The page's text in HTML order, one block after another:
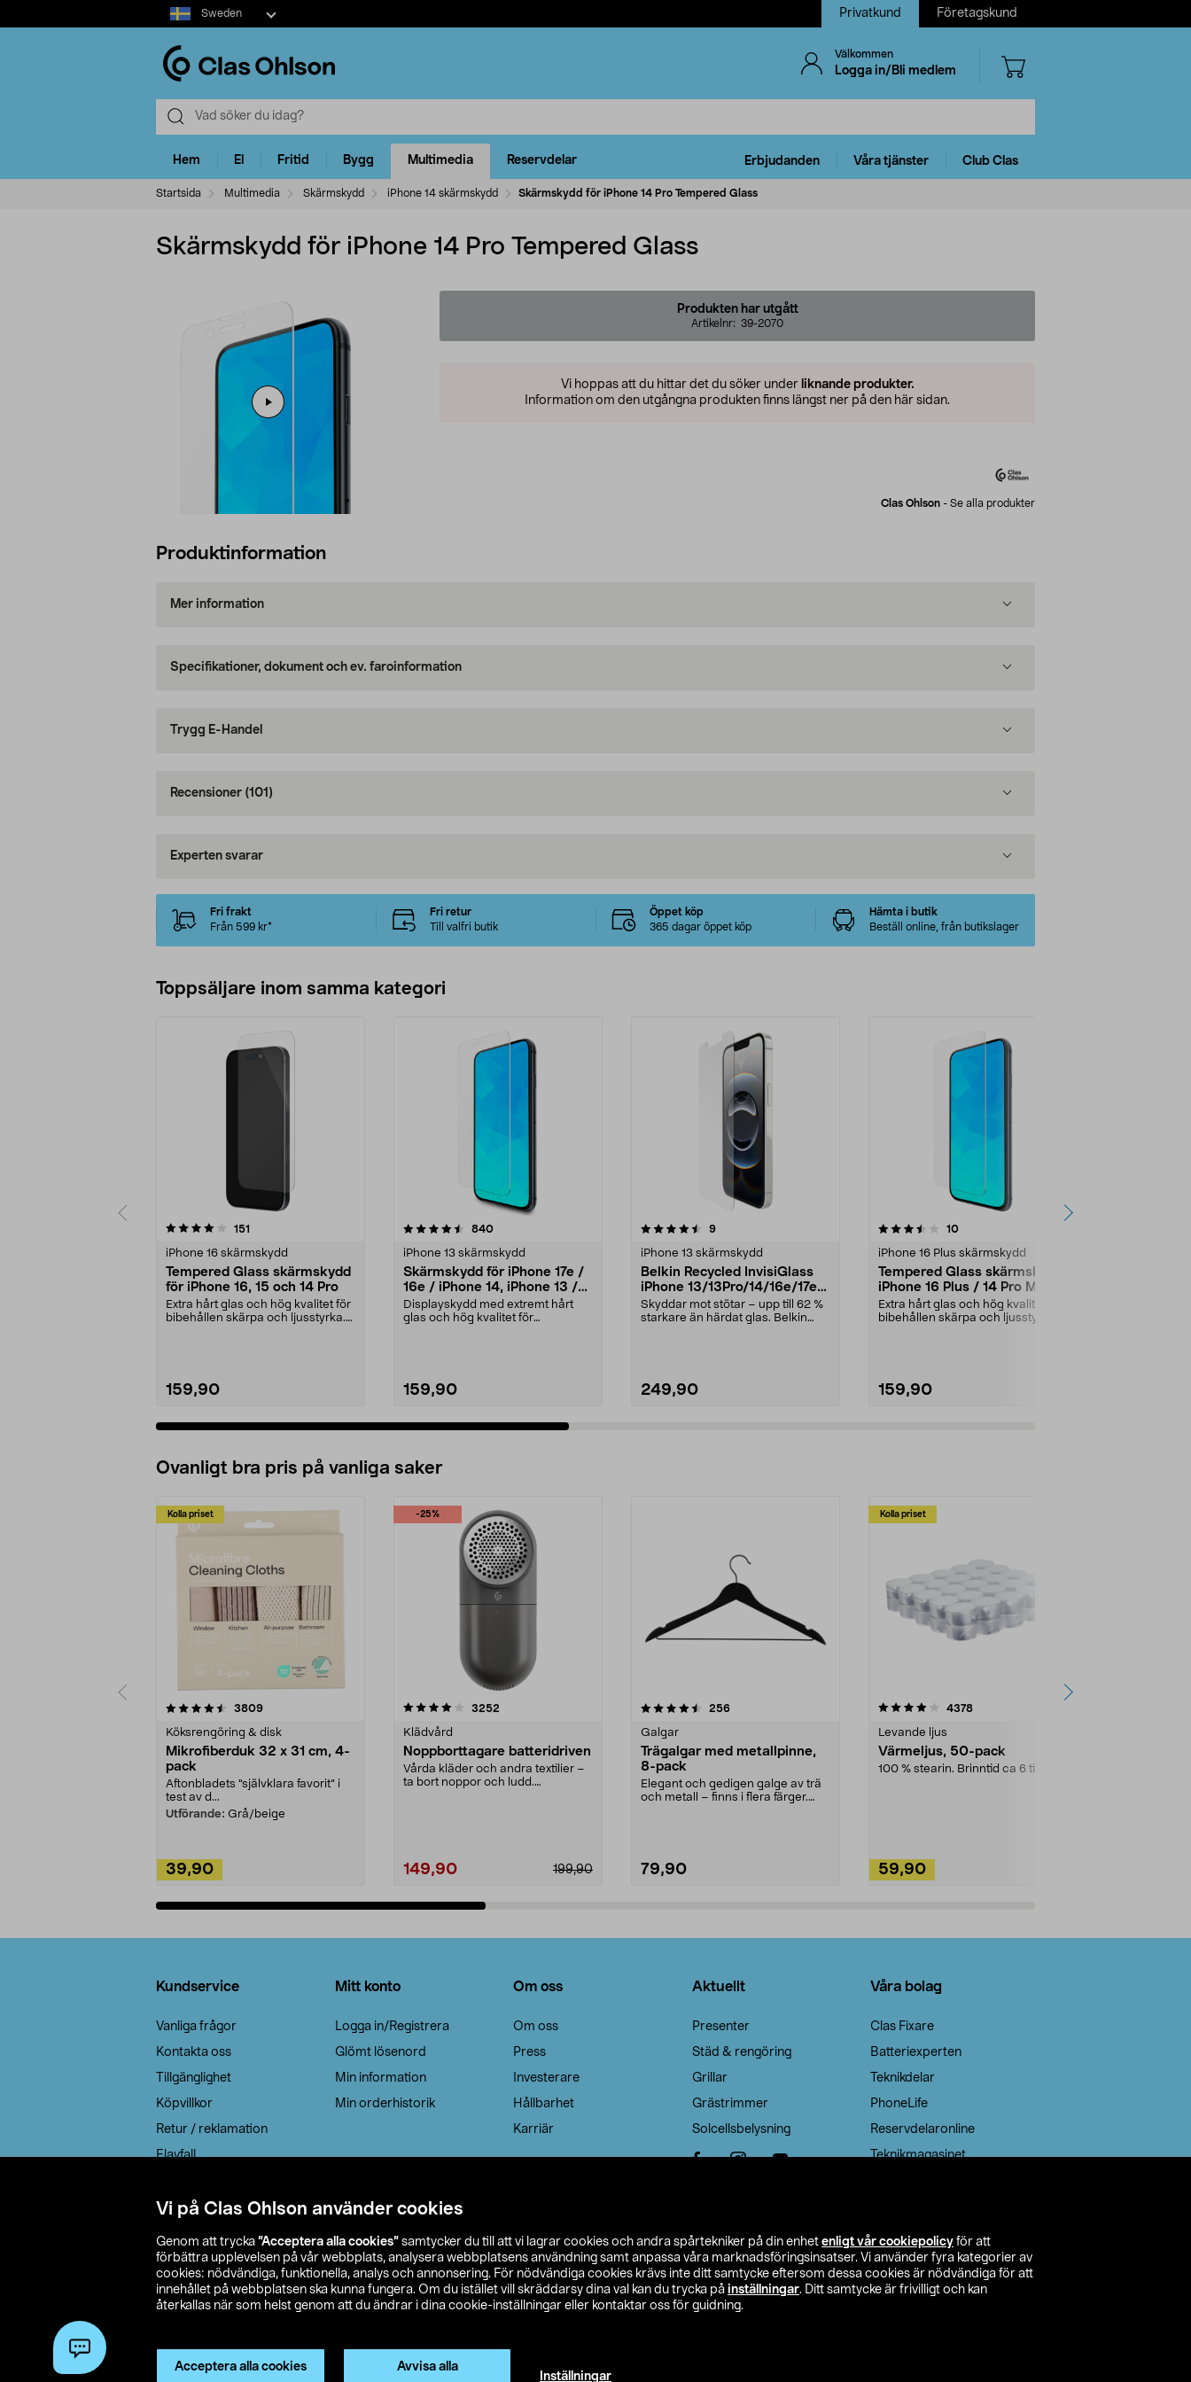
Vi på Clas Ohlson använder cookies
Genom att trycka ”Acceptera alla cookies” samtycker du till att vi lagrar cookies och andra spårtekniker på din enhet enligt vår cookiepolicy för att
förbättra upplevelsen på vår webbplats, analysera webbplatsens användning samt anpassa våra marknadsföringsinsatser. Vi använder fyra kategorier av
cookies: nödvändiga, funktionella, analys och annonsering. För nödvändiga cookies krävs inte ditt samtycke eftersom dessa cookies är nödvändiga för att
innehållet på webbplatsen ska kunna fungera. Om du istället vill skräddarsy dina val kan du trycka på inställningar. Ditt samtycke är frivilligt och kan
återkallas när som helst genom att du ändrar i dina cookie-inställningar eller kontaktar oss för guidning.
Acceptera alla cookies Avvisa alla
Inställningar
Select
market
Sweden Privatkund Företagskund
Välkommen
Logga in/Bli medlem
Hem El Fritid Bygg Multimedia Reservdelar Erbjudanden Våra tjänster Club Clas
Startsida Multimedia Skärmskydd iPhone 14 skärmskydd Skärmskydd för iPhone 14 Pro Tempered Glass
Skärmskydd för iPhone 14 Pro Tempered Glass
Produkten har utgått
Artikelnr: 39-2070
Vi hoppas att du hittar det du söker under liknande produkter.
Information om den utgångna produkten finns längst ner på den här sidan.
Clas Ohlson - Se alla produkter
Produktinformation
Mer information
Specifikationer, dokument och ev. faroinformation
Trygg E-Handel
Recensioner (101)
Experten svarar
Fri frakt
Från 599 kr*
Fri retur
Till valfri butik
Öppet köp
365 dagar öppet köp
Hämta i butik
Beställ online, från butikslager
Toppsäljare inom samma kategori
151
iPhone 16 skärmskydd
Tempered Glass skärmskydd
för iPhone 16, 15 och 14 Pro
Extra hårt glas och hög kvalitet för
bibehållen skärpa och ljusstyrka.
159,90
4.5 av 5 stjärnor 840recensioner
iPhone 13 skärmskydd
Skärmskydd för iPhone 17e /
16e / iPhone 14, iPhone 13 /
13 Pro, Tempered Glass
Displayskydd med extremt hårt
glas och hög kvalitet för
159,90
4.5 av 5 stjärnor 9recensioner
iPhone 13 skärmskydd
Belkin Recycled InvisiGlass
iPhone 13/13Pro/14/16e/17e
skärmskydd
Skyddar mot stötar – upp till 62 %
starkare än härdat glas. Belkin
249,90
3.5 av 5 stjärnor 10recensioner
iPhone 16 Plus skärmskydd
Tempered Glass skärmskydd
iPhone 16 Plus / 14 Pro Max
Extra hårt glas och hög kvalitet för
bibehållen skärpa och ljusstyrka.
159,90
4.0 av 5 stjärnor
Ovanligt bra pris på vanliga saker
Kolla priset
3809recensioner
Köksrengöring & disk
Mikrofiberduk 32 x 31 cm, 4-
pack
Aftonbladets "självklara favorit” i
test av d...
Utförande: Grå/beige
39,90
-25%
4.0av 5 stjärnor 3252
Klädvård
Noppborttagare batteridriven
Vårda kläder och andra textilier –
ta bort noppor och ludd.
199,90
149,90
4.5av 5 stjärnor 256recensioner
Galgar
Trägalgar med metallpinne,
8-pack
Elegant och gedigen galge av trä
och metall – finns i flera färger.
79,90
Kolla priset
4.0av 5 stjärnor 4378recensioner
Levande ljus
Värmeljus, 50-pack
100 % stearin. Brinntid ca 6 tim.
59,90
4.5av 5 stjärnor
Kundservice
Vanliga frågor
Kontakta oss
Tillgänglighet
Köpvillkor
Retur / reklamation
Elavfall
Leveransalternativ
Mitt konto
Logga in/Registrera
Glömt lösenord
Min information
Min orderhistorik
Om oss
Om oss
Press
Investerare
Hållbarhet
Karriär
Aktuellt
Presenter
Städ & rengöring
Grillar
Grästrimmer
Solcellsbelysning
Våra bolag
Clas Fixare
Batteriexperten
Teknikdelar
PhoneLife
Reservdelaronline
Teknikmagasinet